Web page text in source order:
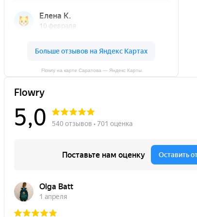
Flowry на карте Саратова — Яндекс Карты